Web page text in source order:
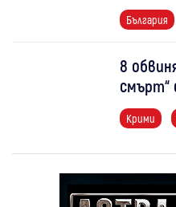
България
8
смърт“
Крими